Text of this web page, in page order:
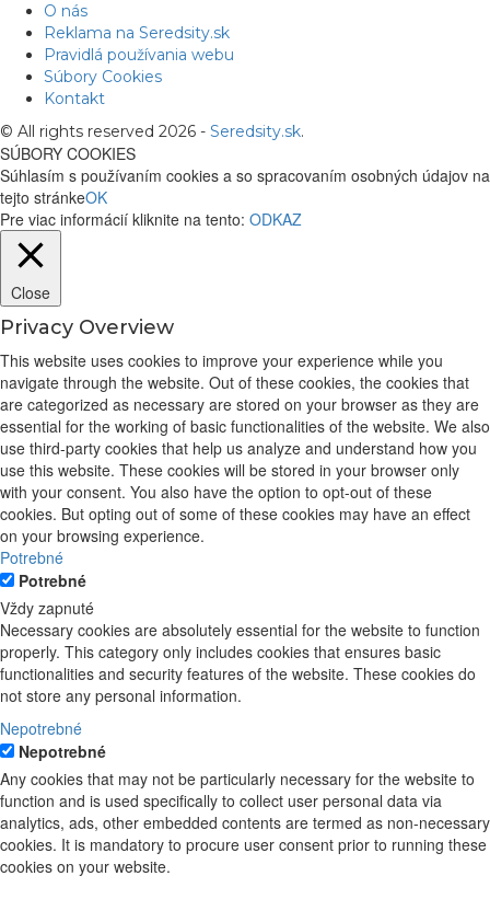
O nás
Reklama na Seredsity.sk
Pravidlá používania webu
Súbory Cookies
Kontakt
© All rights reserved 2026 - Seredsity.sk.
SÚBORY COOKIES
Súhlasím s používaním cookies a so spracovaním osobných údajov na
tejto stránkeOK
Pre viac informácií kliknite na tento: ODKAZ
Close
Privacy Overview
This website uses cookies to improve your experience while you
navigate through the website. Out of these cookies, the cookies that
are categorized as necessary are stored on your browser as they are
essential for the working of basic functionalities of the website. We also
use third-party cookies that help us analyze and understand how you
use this website. These cookies will be stored in your browser only
with your consent. You also have the option to opt-out of these
cookies. But opting out of some of these cookies may have an effect
on your browsing experience.
Potrebné
Potrebné
Vždy zapnuté
Necessary cookies are absolutely essential for the website to function
properly. This category only includes cookies that ensures basic
functionalities and security features of the website. These cookies do
not store any personal information.
Nepotrebné
Nepotrebné
Any cookies that may not be particularly necessary for the website to
function and is used specifically to collect user personal data via
analytics, ads, other embedded contents are termed as non-necessary
cookies. It is mandatory to procure user consent prior to running these
cookies on your website.